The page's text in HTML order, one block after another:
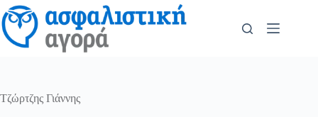
Τζώρτζης Γιάννης